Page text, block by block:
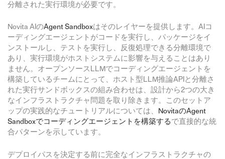
分離された実行環境が必要です。
Novita AIのAgent Sandboxはそのレイヤーを提供します。AIコ
ーディングエージェントがコードを実行し、パッケージをイ
ンストールし、テストを実行し、反復処理できる分離環境で
あり、実行環境がホストシステムに影響を与えることはあり
ません。オープンソースLLMでコーディングエージェントを
構築しているチームにとって、ホスト型LLM推論APIと分離さ
れた実行サンドボックスの組み合わせは、設計から2つの大き
なインフラストラクチャ問題を取り除きます。このセットア
ップの実践的なチュートリアルについては、
NovitaのAgent
Sandboxでコーディングエージェントを構築する で直接的な統
合パターンを示しています。
デプロイパスを決定する前に完全なインフラストラクチャの